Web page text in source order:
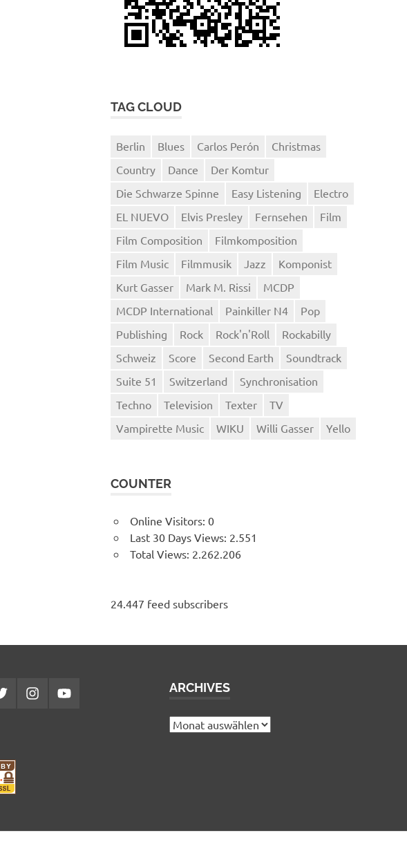
TAG CLOUD
Berlin Blues Carlos Perón
Christmas
Country
Dance
Der Komtur
Die Schwarze Spinne
Easy Listening
Electro
EL NUEVO
Elvis Presley Fernsehen
Film
Film Composition
Filmkomposition
Film Music
Filmmusik Jazz
Komponist
Kurt Gasser
Mark M. Rissi
MCDP
MCDP International
Painkiller N4
Pop
Publishing
Rock Rock'n'Roll
Rockabilly
Schweiz
Score Second Earth
Soundtrack
Suite 51
Switzerland
Synchronisation
Techno
Television Texter
TV
Vampirette Music
WIKU Willi Gasser Yello
COUNTER
Online Visitors: 0
Last 30 Days Views: 2.551
Total Views: 2.262.206
24.447 feed subscribers
InstagramYouTube ARCHIVES
Archives